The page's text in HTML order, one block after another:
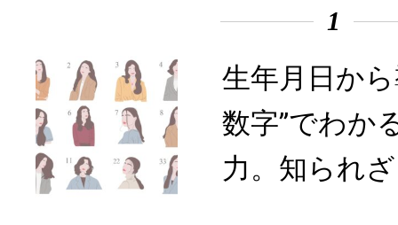
1
生年月日か
数字”でわか
力。知られ